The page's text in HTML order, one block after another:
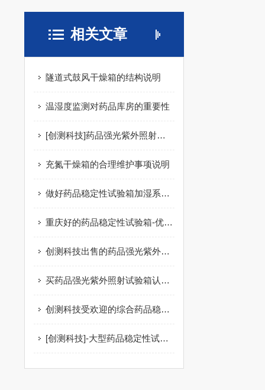
相关文章
隧道式鼓风干燥箱的结构说明
温湿度监测对药品库房的重要性
[创测科技]药品强光紫外照射试验箱*
充氮干燥箱的合理维护事项说明
做好药品稳定性试验箱加湿系统的清洁，要注意！
重庆好的药品稳定性试验箱-优惠的药品稳定性试验箱
创测科技出售的药品强光紫外照射试验箱怎么样-药品强光紫外照射试验箱厂商
买药品强光紫外照射试验箱认准创测科技
创测科技受欢迎的综合药品稳定性试验箱推荐
[创测科技]-大型药品稳定性试验箱*